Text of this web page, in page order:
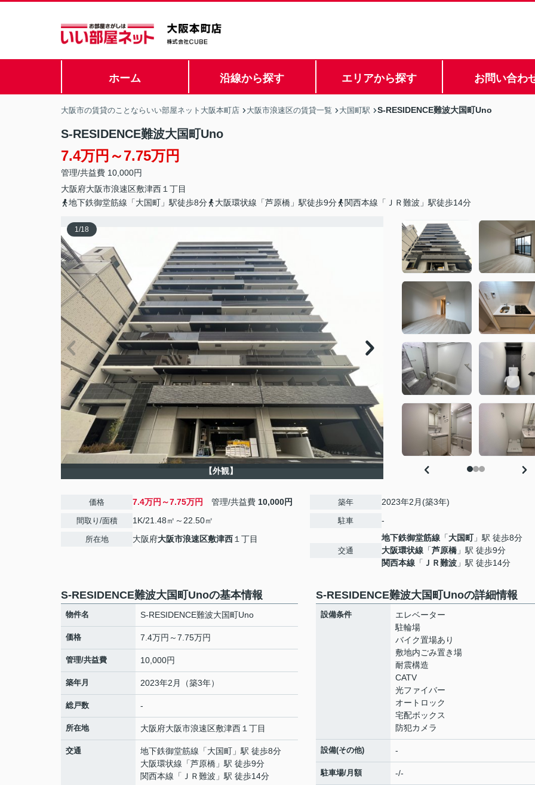
ホーム 沿線から探す エリアから探す お問い合わ
大阪市の賃貸のことならいい部屋ネット大阪本町店 大阪市浪速区の賃貸一覧 大国町駅 S-RESIDENCE難波大国町Uno
S-RESIDENCE難波大国町Uno
7.4万円～7.75万円
管理/共益費 10,000円
大阪府大阪市浪速区敷津西 １丁目
地下鉄御堂筋線「大国町」駅徒歩8分
大阪環状線「芦原橋」駅徒歩9分 関西本線「ＪＲ難波」駅徒歩14分
1/18
【外観】
価格 7.4万円～7.75万円 管理/共益費 10,000円
間取り/面積 1K/21.48㎡～22.50㎡
所在地 大阪府大阪市浪速区敷津西 １丁目
築年 2023年2月(築3年)
駐車 -
交通
地下鉄御堂筋線 「大国町」駅 徒歩8分
大阪環状線 「芦原橋 」駅 徒歩9分
関西本線 「 ＪＲ難波 」駅 徒歩14分
S-RESIDENCE難波大国町Unoの基本情報
物件名 S-RESIDENCE難波大国町Uno
価格 7.4万円～7.75万円
管理/共益費 10,000円
築年月 2023年2月（築3年）
総戸数 -
所在地 大阪府大阪市浪速区敷津西 １丁目
交通 地下鉄御堂筋線 「大国町 」駅 徒歩8分
大阪環状線 「芦原橋 」駅 徒歩9分
関西本線 「 ＪＲ難波 」駅 徒歩14分
S-RESIDENCE難波大国町Unoの詳細情報
設備条件
エレベーター
駐輪場
バイク置場あり
敷地内ごみ置き場
耐震構造
CATV
光ファイバー
オートロック
宅配ボックス
防犯カメラ
設備(その他) -
駐車場/月額 -/-